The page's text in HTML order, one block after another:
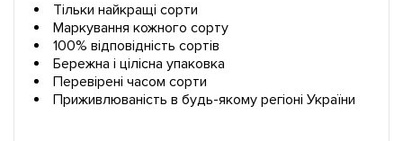
Тільки найкращі сорти
Маркування кожного сорту
100% відповідність сортів
Бережна і цілісна упаковка
Перевірені часом сорти
Приживлюваність в будь-якому регіоні України